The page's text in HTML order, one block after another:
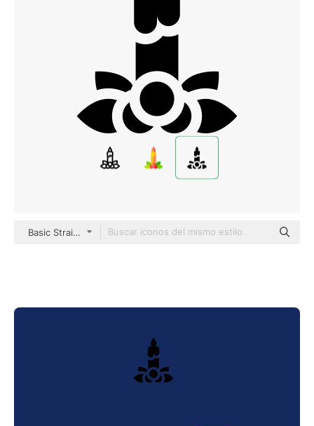
Basic Straight Filled